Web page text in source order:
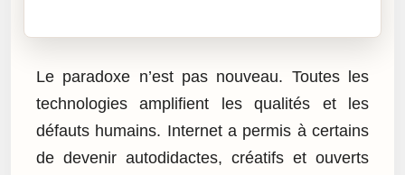
Le paradoxe n’est pas nouveau. Toutes les
technologies amplifient les qualités et les
défauts humains. Internet a permis à certains
de devenir autodidactes, créatifs et ouverts